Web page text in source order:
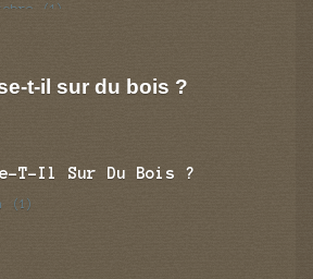
(1)
t-il sur du bois ?
T-Il Sur Du Bois ?
(1)